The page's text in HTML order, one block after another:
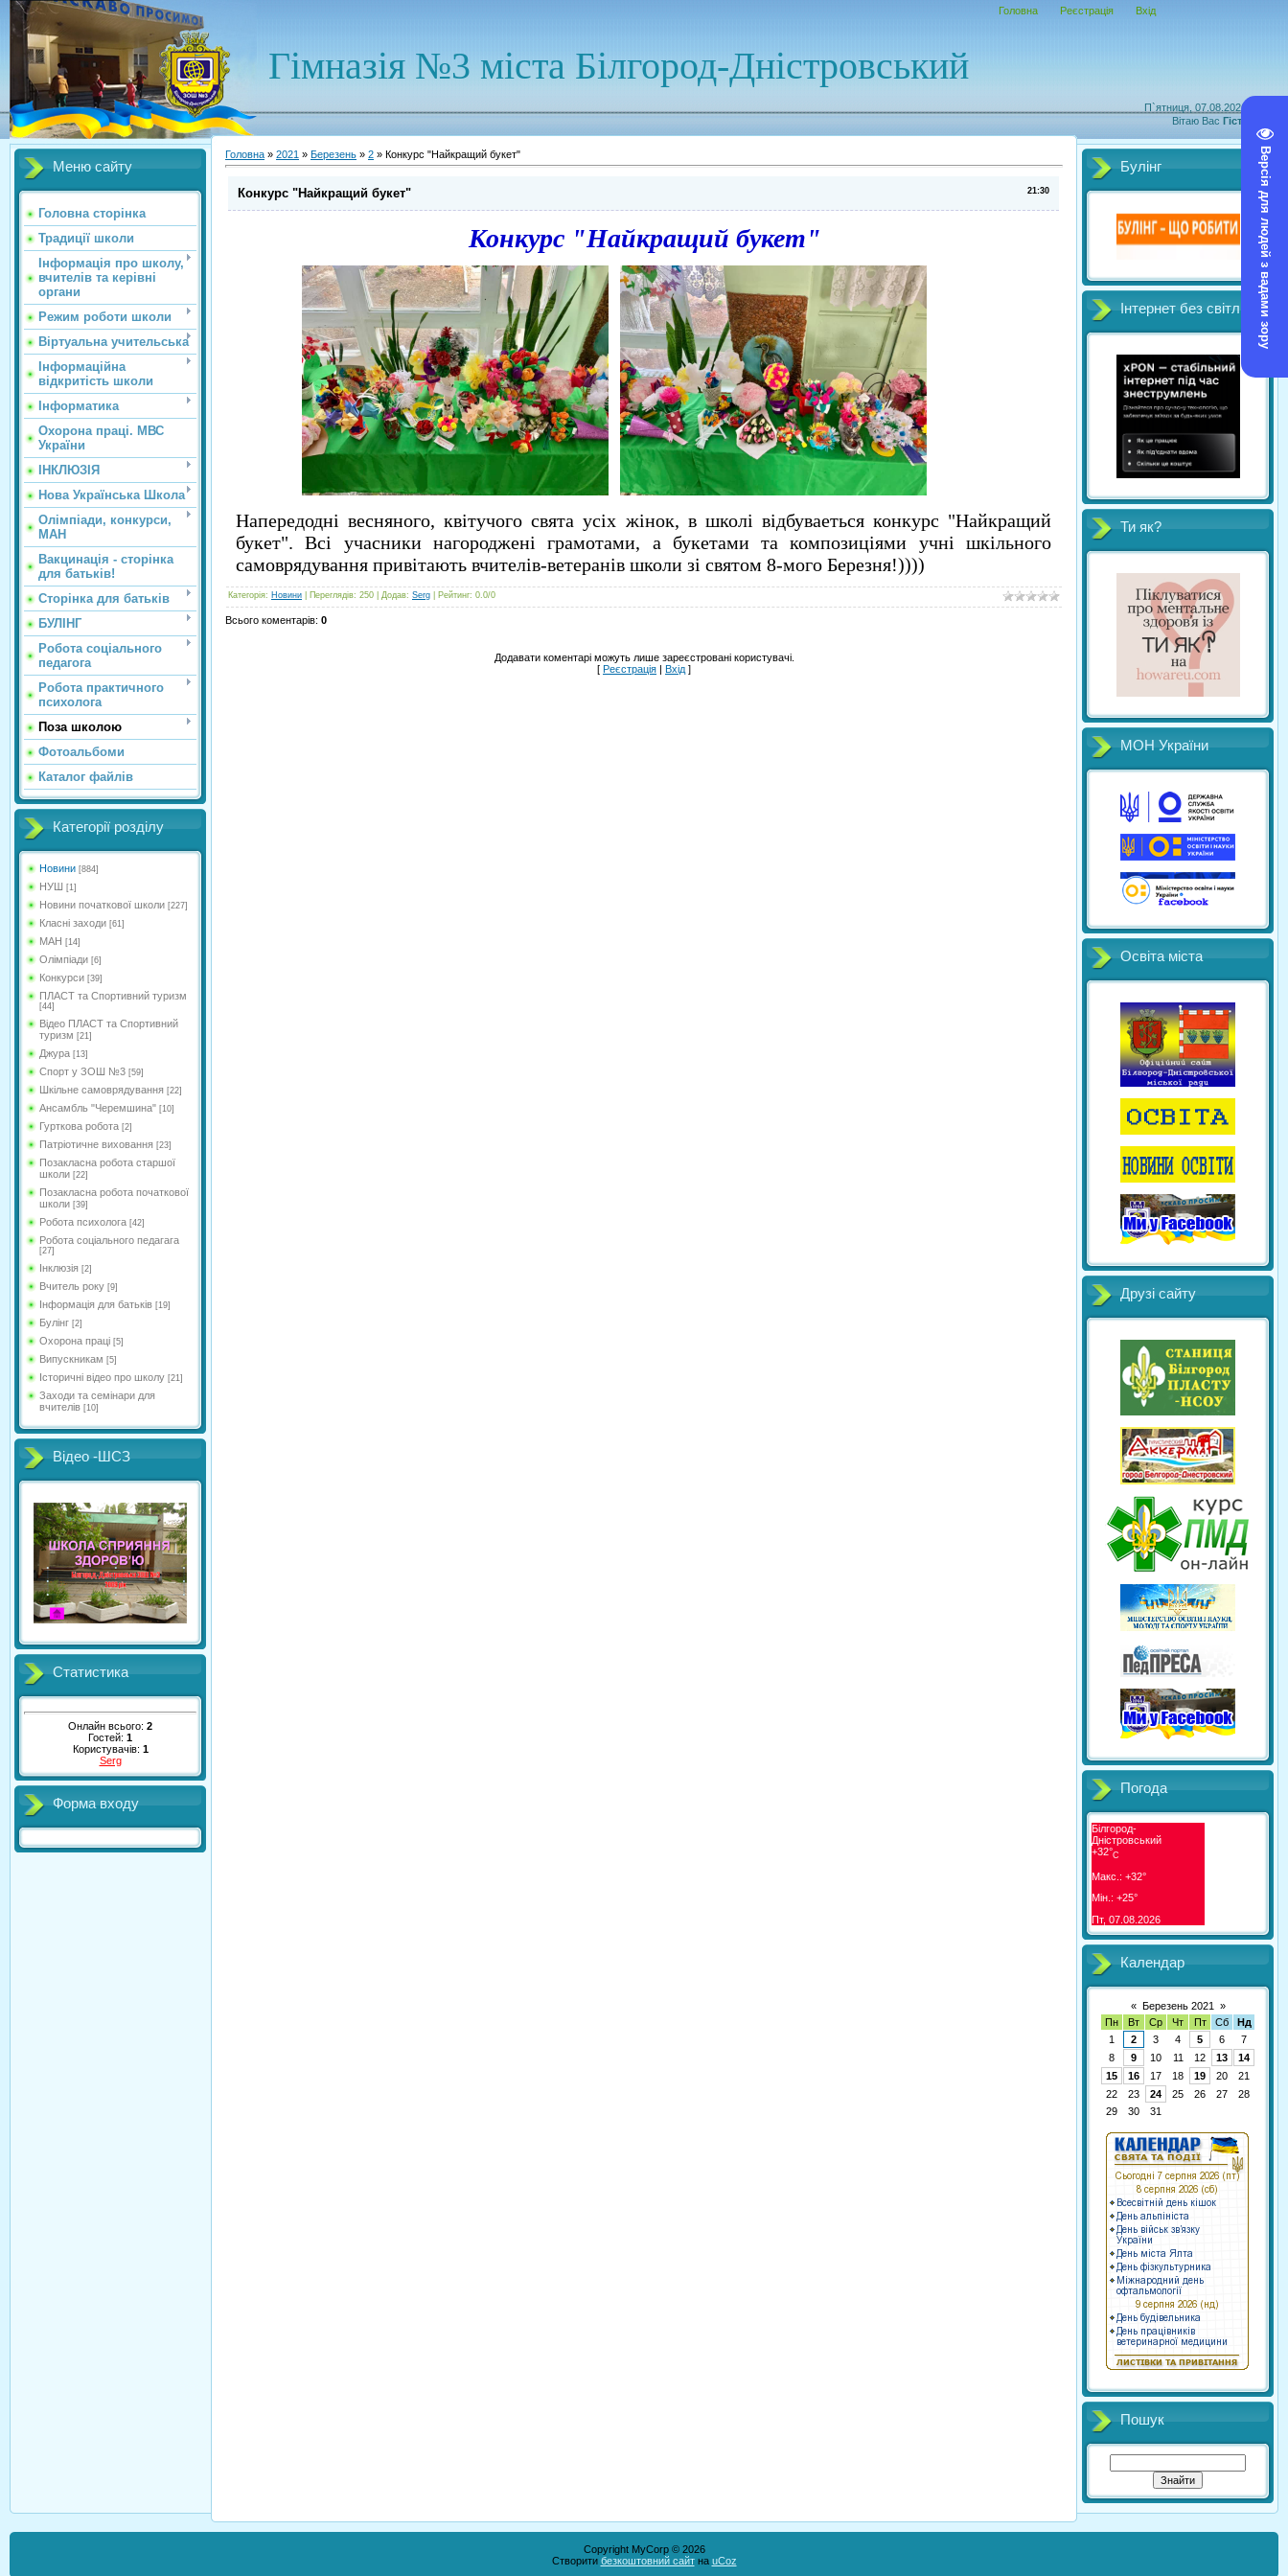
Версія для людей з вадами зору
П`ятниця, 07.08.2026, 18:40
Вітаю Вас Гість
Гімназія №3 міста Білгород-Дністровський
Головна Реєстрація Вхід
Меню сайту
Головна сторінка
Традиції школи
Інформація про школу,
вчителів та керівні
органи
Режим роботи школи
Віртуальна учительська
Інформаційна
відкритість школи
Інформатика
Охорона праці. МВС
України
ІНКЛЮЗІЯ
Нова Українська Школа
Олімпіади, конкурси,
МАН
Вакцинація - сторінка
для батьків!
Сторінка для батьків
БУЛІНГ
Робота соціального
педагога
Робота практичного
психолога
Поза школою
Фотоальбоми
Каталог файлів
Категорії розділу
Новини [884]
НУШ [1]
Новини початкової школи [227]
Класні заходи [61]
МАН [14]
Олімпіади [6]
Конкурси [39]
ПЛАСТ та Спортивний туризм
[44]
Відео ПЛАСТ та Спортивний
туризм [21]
Джура [13]
Спорт у ЗОШ №3 [59]
Шкільне самоврядування [22]
Ансамбль "Черемшина" [10]
Гурткова робота [2]
Патріотичне виховання [23]
Позакласна робота старшої
школи [22]
Позакласна робота початкової
школи [39]
Робота психолога [42]
Робота соціального педагага
[27]
Інклюзія [2]
Вчитель року [9]
Інформація для батьків [19]
Булінг [2]
Охорона праці [5]
Випускникам [5]
Історичні відео про школу [21]
Заходи та семінари для
вчителів [10]
Відео -ШСЗ
Статистика
Онлайн всього: 2
Гостей: 1
Користувачів: 1
Serg
Форма входу
Головна » 2021 » Березень » 2 » Конкурс "Найкращий букет"
21:30
Конкурс "Найкращий букет"
Конкурс "Найкращий букет"
Напередодні весняного, квітучого свята усіх жінок, в школі відбуваеться конкурс "Найкращий
букет". Всі учасники нагороджені грамотами, а букетами та композиціями учні шкільного
самоврядування привітають вчителів-ветеранів школи зі святом 8-мого Березня!))))
Категорія: Новини Переглядів: 250 | Додав: Serg Рейтинг: 0.0/0
Всього коментарів: 0
Додавати коментарі можуть лише зареєстровані користувачі.
[ Реєстрація | Вхід ]
Булінг
Інтернет без світл
Ти як?
МОН України
Освіта міста
Друзі сайту
Погода
Білгород-
Дністровський
+32°C
Макс.: +32°
Мін.: +25°
Пт, 07.08.2026
Календар
« Березень 2021
»
Пн
Вт Ср Чт Пт Сб
Нд
1
2 3 4 5 6
7
8
9 10 11 12 13
14
15
16 17 18 19 20
21
22
23 24 25 26 27
28
29
30 31
Пошук
Copyright MyCorp © 2026
Створити безкоштовний сайтна uCoz